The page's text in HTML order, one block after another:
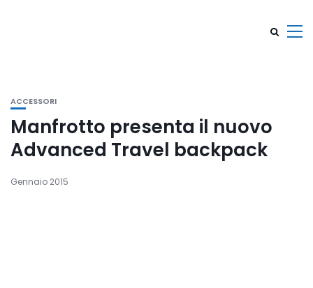
ACCESSORI
Manfrotto presenta il nuovo
Advanced Travel backpack
Gennaio 2015